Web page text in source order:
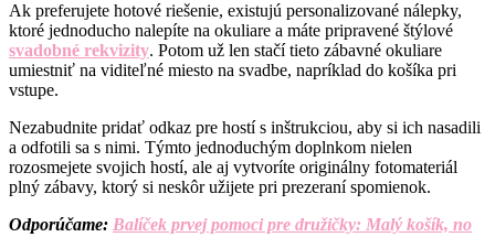
Ak preferujete hotové riešenie, existujú personalizované nálepky,
ktoré jednoducho nalepíte na okuliare a máte pripravené štýlové
svadobné rekvizity. Potom už len stačí tieto zábavné okuliare
umiestniť na viditeľné miesto na svadbe, napríklad do košíka pri
vstupe.
Nezabudnite pridať odkaz pre hostí s inštrukciou, aby si ich nasadili
a odfotili sa s nimi. Týmto jednoduchým doplnkom nielen
rozosmejete svojich hostí, ale aj vytvoríte originálny fotomateriál
plný zábavy, ktorý si neskôr užijete pri prezeraní spomienok.
Odporúčame: Balíček prvej pomoci pre družičky: Malý košík, no